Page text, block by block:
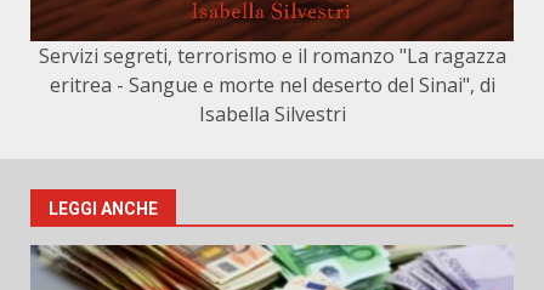
Servizi segreti, terrorismo e il romanzo "La ragazza
eritrea - Sangue e morte nel deserto del Sinai", di
Isabella Silvestri
LEGGI ANCHE